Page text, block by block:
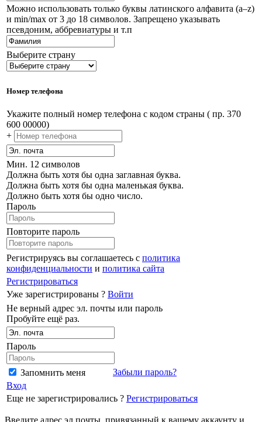
Можно использовать только буквы латинского алфавита (a–z)
и min/max от 3 до 18 символов. Запрещено указывать
псевдоним, аббревиатуры и т.п
Выберите страну
Номер телефона
Укажите полный номер телефона с кодом страны ( пр. 370
600 00000)
+
Мин. 12 символов
Должна быть хотя бы одна заглавная буква.
Должна быть хотя бы одна маленькая буква.
Должно быть хотя бы одно число.
Пароль
Повторите пароль
Регистрируясь вы соглашаетесь с политика
конфиденциальности и политика сайта
Регистрироваться
Уже зарегистрированы ? Войти
Не верный адрес эл. почты или пароль
Пробуйте ещё раз.
Пароль
Запомнить меня
Забыли пароль?
Вход
Еще не зарегистрировались ? Регистрироваться
Введите адрес эл.почты, привязанный к вашему аккаунту и